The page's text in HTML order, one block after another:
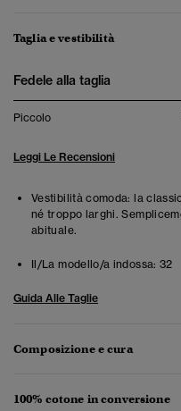
Taglia e vestibilità
Fedele alla taglia
Piccolo
Leggi Le Recensioni
Vestibilità comoda: la
né troppo larghi.
abituale.
Il/La modello/a indossa: 32
Guida Alle Taglie
Composizione e cura
100% cotone in conversione